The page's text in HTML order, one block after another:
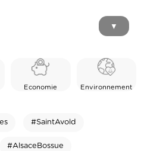
▼
Economie Environnement
#SaintAvold
#AlsaceBossue